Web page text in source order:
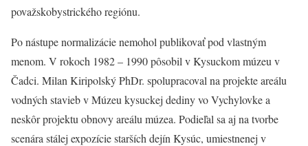
považskobystrického regiónu.
Po nástupe normalizácie nemohol publikovať pod vlastným
menom. V rokoch 1982 – 1990 pôsobil v Kysuckom múzeu v
Čadci. Milan Kiripolský PhDr. spolupracoval na projekte areálu
vodných stavieb v Múzeu kysuckej dediny vo Vychylovke a
neskôr projektu obnovy areálu múzea. Podieľal sa aj na tvorbe
scenára stálej expozície starších dejín Kysúc, umiestnenej v